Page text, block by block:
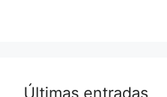
Últimas entradas